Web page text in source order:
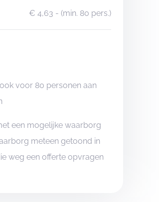
€ 4,63 - (min. 80 pers.)
voor 80 personen aan
een mogelijke waarborg
meteen getoond in
weg een offerte opvragen